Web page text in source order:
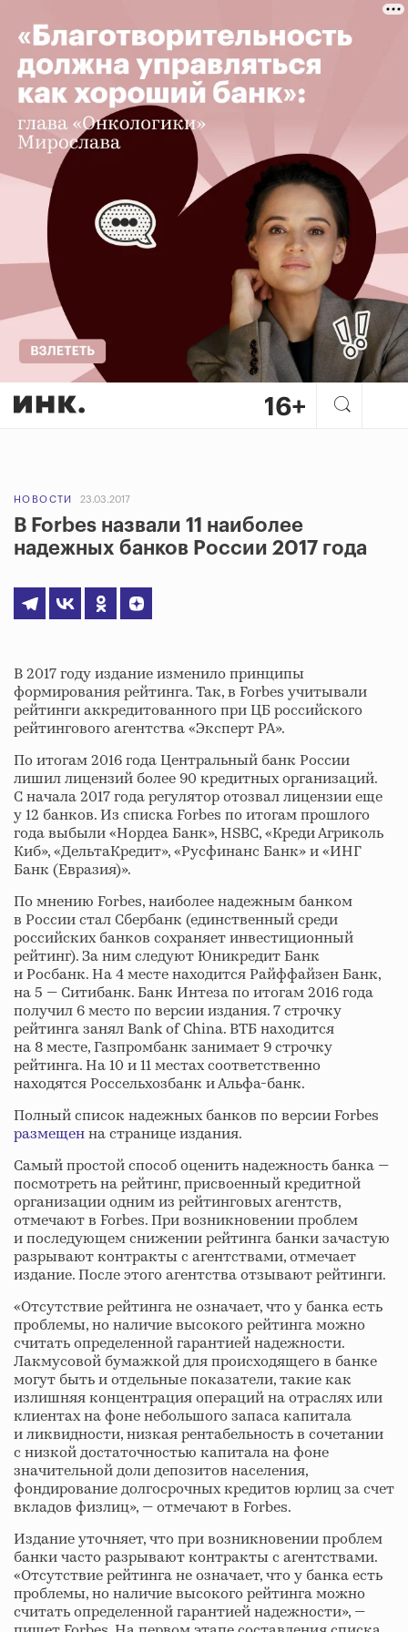
НОВОСТИ 23.03.2017
В Forbes назвали 11 наиболее
надежных банков России 2017 года
В 2017 году издание изменило принципы
формирования рейтинга. Так, в Forbes учитывали
рейтинги аккредитованного при ЦБ российского
рейтингового агентства «Эксперт РА».
По итогам 2016 года Центральный банк России
лишил лицензий более 90 кредитных организаций.
С начала 2017 года регулятор отозвал лицензии еще
у 12 банков. Из списка Forbes по итогам прошлого
года выбыли «Нордеа Банк», HSBC, «Креди Агриколь
Киб», «ДельтаКредит», «Русфинанс Банк» и «ИНГ
Банк (Евразия)».
По мнению Forbes, наиболее надежным банком
в России стал Сбербанк (единственный среди
российских банков сохраняет инвестиционный
рейтинг). За ним следуют Юникредит Банк
и Росбанк. На 4 месте находится Райффайзен Банк,
на 5 — Ситибанк. Банк Интеза по итогам 2016 года
получил 6 место по версии издания. 7 строчку
рейтинга занял Bank of China. ВТБ находится
на 8 месте, Газпромбанк занимает 9 строчку
рейтинга. На 10 и 11 местах соответственно
находятся Россельхозбанк и Альфа-банк.
Полный список надежных банков по версии Forbes
размещенна странице издания.
Самый простой способ оценить надежность банка —
посмотреть на рейтинг, присвоенный кредитной
организации одним из рейтинговых агентств,
отмечают в Forbes. При возникновении проблем
и последующем снижении рейтинга банки зачастую
разрывают контракты с агентствами, отмечает
издание. После этого агентства отзывают рейтинги.
«Отсутствие рейтинга не означает, что у банка есть
проблемы, но наличие высокого рейтинга можно
считать определенной гарантией надежности.
Лакмусовой бумажкой для происходящего в банке
могут быть и отдельные показатели, такие как
излишняя концентрация операций на отраслях или
клиентах на фоне небольшого запаса капитала
и ликвидности, низкая рентабельность в сочетании
с низкой достаточностью капитала на фоне
значительной доли депозитов населения,
фондирование долгосрочных кредитов юрлиц за счет
вкладов физлиц», — отмечают в Forbes.
Издание уточняет, что при возникновении проблем
банки часто разрывают контракты с агентствами.
«Отсутствие рейтинга не означает, что у банка есть
проблемы, но наличие высокого рейтинга можно
считать определенной гарантией надежности», —